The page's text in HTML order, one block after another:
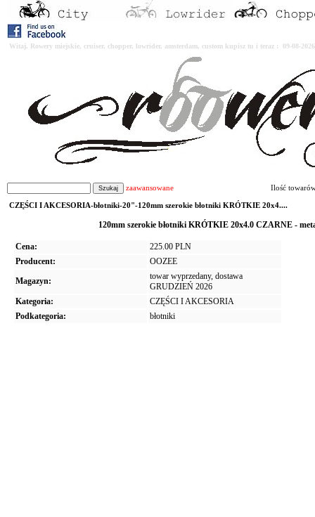
Witaj. Rowery miejskie, cruiser, chopper, lowrider, amsterdam, custom kupisz tu i teraz : 09-08-
zaawansowane Ilość
CZĘŚCI I AKCESORIA-błotniki-20"-120mm szerokie błotniki KRÓTKIE 20x4....
120mm szerokie błotniki KRÓTKIE 20x4.0 CZARNE -
Cena:
225.00 PLN
Producent:
OOZEE
Magazyn:
towar wyprzedany, dostawa
GRUDZIEŃ 2026
Kategoria:
CZĘŚCI I AKCESORIA
Podkategoria:
błotniki